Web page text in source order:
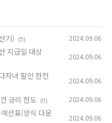
기)
(5) 2024.09.06
지급일 대상
2024.09.06
자녀 할인 한전
2024.09.06
금리 한도 (0) 2024.09.06
산표(양식 다운
2024.09.06